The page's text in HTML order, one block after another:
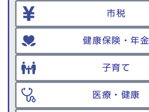
市税
健康保険・年金
子育て
医療・健康